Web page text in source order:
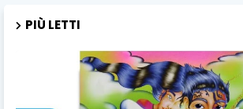
PIÙ LETTI